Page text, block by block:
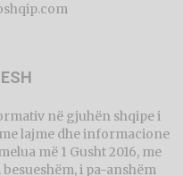
në gjuhën shqipe i
lajme dhe informacione
më 1 Gusht 2016, me
i pa-anshëm